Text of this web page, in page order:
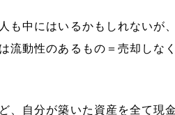
も中にはいるかもしれないが
流動性のあるもの＝売却しな
、自分が築いた資産を全て現